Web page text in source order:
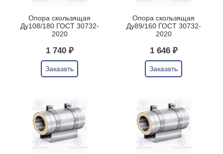
Опора скользящая
Ду108/180 ГОСТ 30732-
2020
1 740 ₽
Заказать
Опора скользящая
Ду89/160 ГОСТ 30732-
2020
1 646 ₽
Заказать